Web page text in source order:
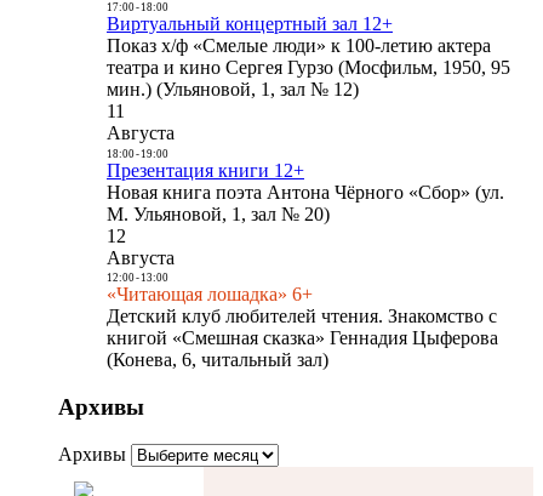
17:00- 18:00
Виртуальный концертный зал 12+
Показ х/ф «Смелые люди» к 100-летию актера
театра и кино Сергея Гурзо (Мосфильм, 1950, 95
мин.) (Ульяновой, 1, зал № 12)
11
Августа
18:00- 19:00
Презентация книги 12+
Новая книга поэта Антона Чёрного «Сбор» (ул.
М. Ульяновой, 1, зал № 20)
12
Августа
12:00- 13:00
«Читающая лошадка» 6+
Детский клуб любителей чтения. Знакомство с
книгой «Смешная сказка» Геннадия Цыферова
(Конева, 6, читальный зал)
Архивы
Архивы